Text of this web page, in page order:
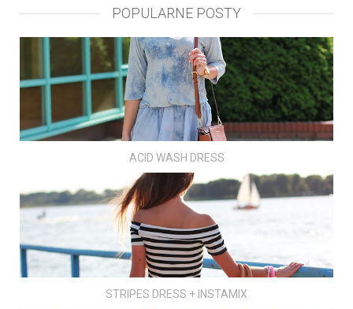
POPULARNE POSTY
ACID WASH DRESS
STRIPES DRESS + INSTAMIX